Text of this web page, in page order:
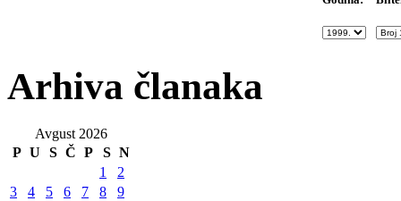
Arhiva članaka
Avgust 2026
P U S Č P S N
1
2
3
4 5 6 7 8
9